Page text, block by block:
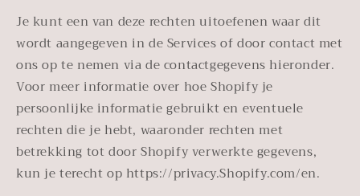
Je kunt een van deze rechten uitoefenen waar dit
wordt aangegeven in de Services of door contact met
ons op te nemen via de contactgegevens hieronder.
Voor meer informatie over hoe Shopify je
persoonlijke informatie gebruikt en eventuele
rechten die je hebt, waaronder rechten met
betrekking tot door Shopify verwerkte gegevens,
kun je terecht op https://privacy.Shopify.com/en.